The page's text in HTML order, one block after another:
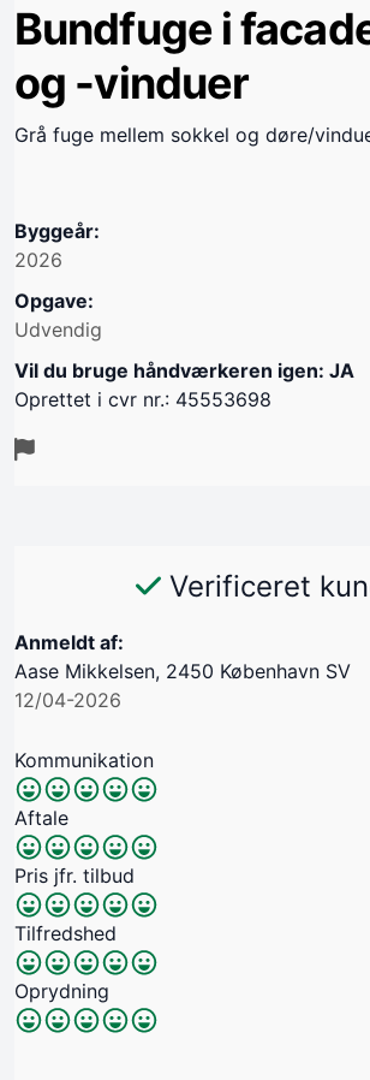
Bundfuge i
og -vinduer
Grå fuge mellem sokkel og døre/
Byggeår:
2026
Opgave:
Udvendig
Vil du bruge håndværkeren igen: JA
Oprettet i cvr nr.: 45553698
Verificeret
Anmeldt af:
Aase Mikkelsen, 2450 København SV
12/04-2026
Kommunikation
Aftale
Pris jfr. tilbud
Tilfredshed
Oprydning